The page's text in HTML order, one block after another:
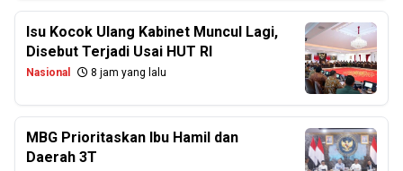
Isu Kocok Ulang Kabinet Muncul Lagi,
Disebut Terjadi Usai HUT RI
Nasional 8 jam yang lalu
MBG Prioritaskan Ibu Hamil dan
Daerah 3T